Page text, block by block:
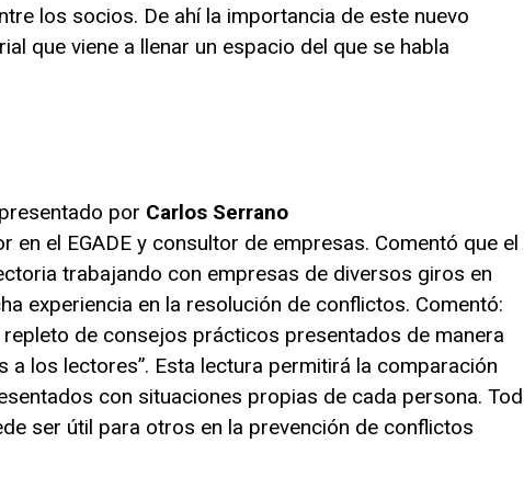
los socios. De ahí la importancia de este nuevo
que viene a llenar un espacio del que se habla
por Carlos Serrano
en el EGADE y consultor de empresas. Comentó que el
trabajando con empresas de diversos giros en
experiencia en la resolución de conflictos. Comentó:
repleto de consejos prácticos presentados de manera
a los lectores”. Esta lectura permitirá la comparación
con situaciones propias de cada persona.
ser útil para otros en la prevención de conflictos